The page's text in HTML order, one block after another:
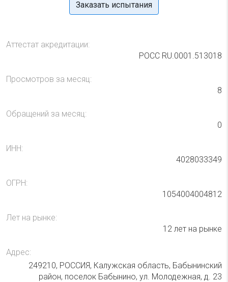
Заказать испытания
Аттестат акредитации:
РОСС RU.0001.513018
Просмотров за месяц:
8
Обращений за месяц:
0
ИНН:
4028033349
ОГРН:
1054004004812
Лет на рынке:
12 лет на рынке
Адрес:
249210, РОССИЯ, Калужская область, Бабынинский
район, поселок Бабынино, ул. Молодежная, д. 23